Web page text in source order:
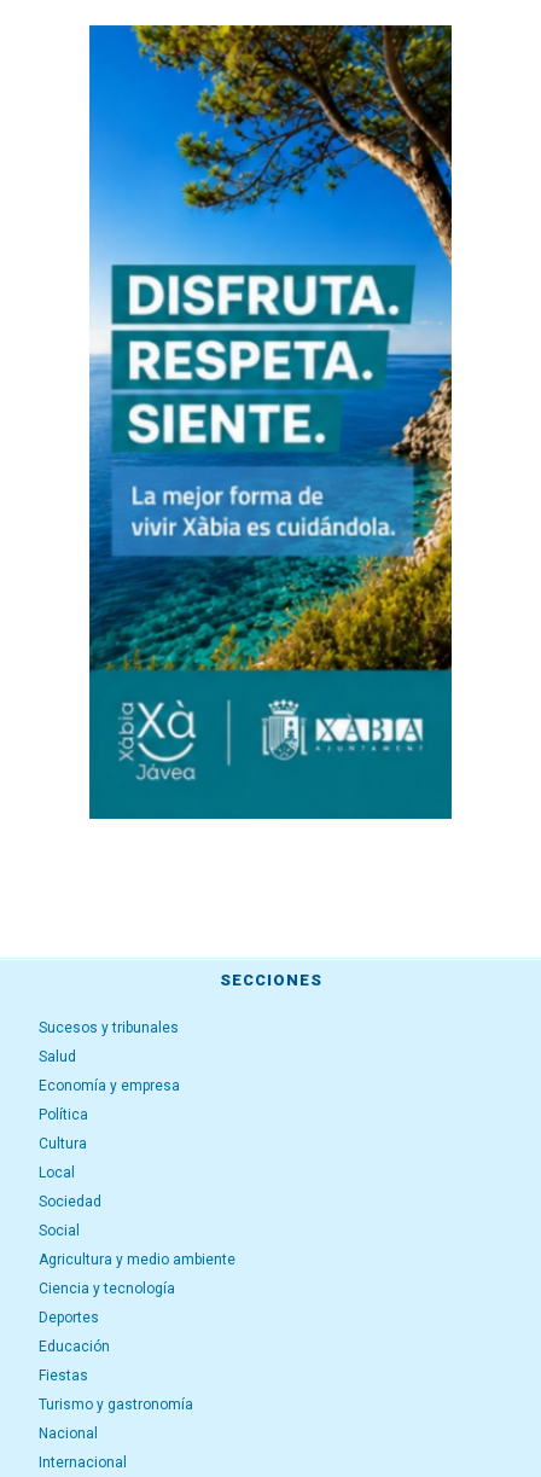
SECCIONES
Sucesos y tribunales
Salud
Economía y empresa
Política
Cultura
Local
Sociedad
Social
Agricultura y medio ambiente
Ciencia y tecnología
Deportes
Educación
Fiestas
Turismo y gastronomía
Nacional
Internacional